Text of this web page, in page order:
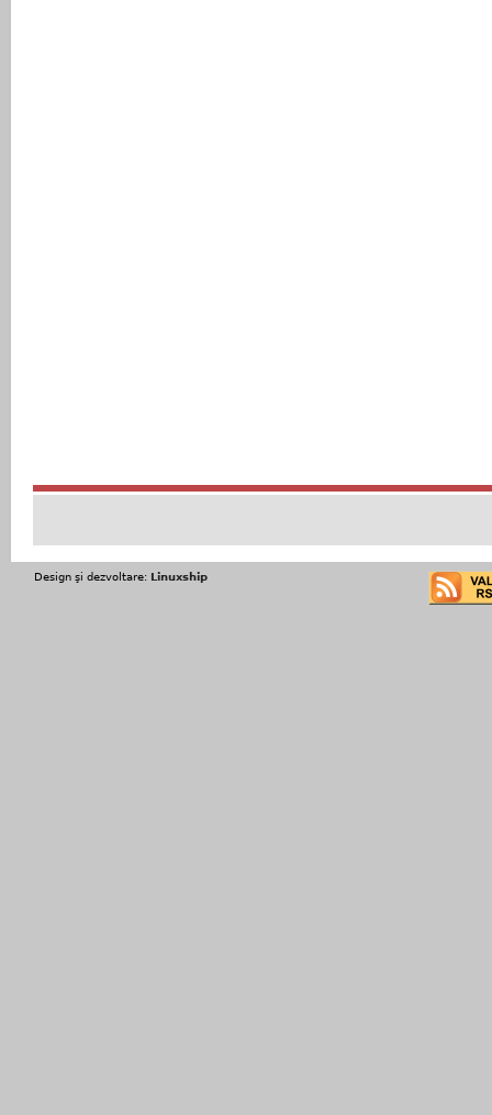
Design şi dezvoltare: Linuxship